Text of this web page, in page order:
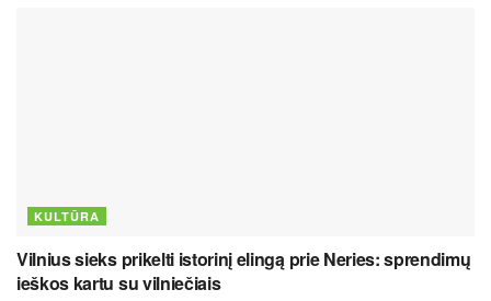
KULTŪRA
Vilnius sieks prikelti istorinį elingą prie Neries: sprendimų
ieškos kartu su vilniečiais